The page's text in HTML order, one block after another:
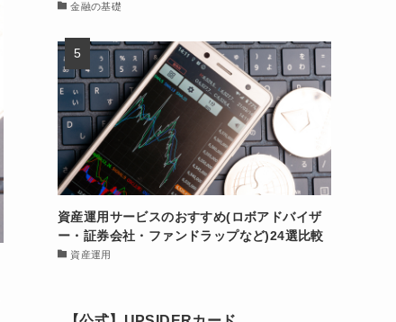
金融の基礎
資産運用サービスのおすすめ(ロボアドバイザ
ー・証券会社・ファンドラップなど)24選比較
資産運用